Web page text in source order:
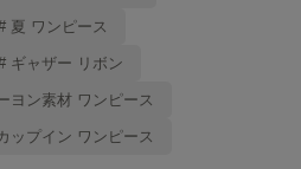
夏 ワンピース
ギャザー リボン
ヨン素材 ワンピース
ップイン ワンピース